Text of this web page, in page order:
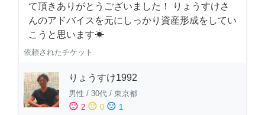
て頂きありがとうございました！ りょうすけさ
んのアドバイスを元にしっかり資産形成をしてい
こうと思います☀︎
依頼されたチケット
りょうすけ1992
男性 / 30代 / 東京都
sentiment_satisfied 2 sentiment_neutral 0 sentiment_dissatisfied 1